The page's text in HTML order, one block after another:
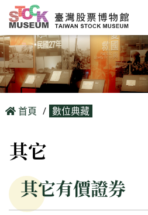
首頁 數位典藏
其它
其它有價證券